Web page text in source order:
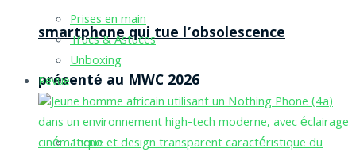
smartphone qui tue l’obsolescence
présenté au MWC 2026
Tecno
Prises en main
Trucs & Astuces
Unboxing
Revue